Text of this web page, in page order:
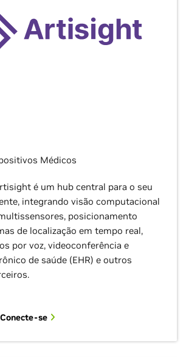
Médicos
é um hub central para o seu
integrando visão computacional
posicionamento
de localização em tempo real,
por voz, videoconferência e
de saúde (EHR) e outros
Conecte-se